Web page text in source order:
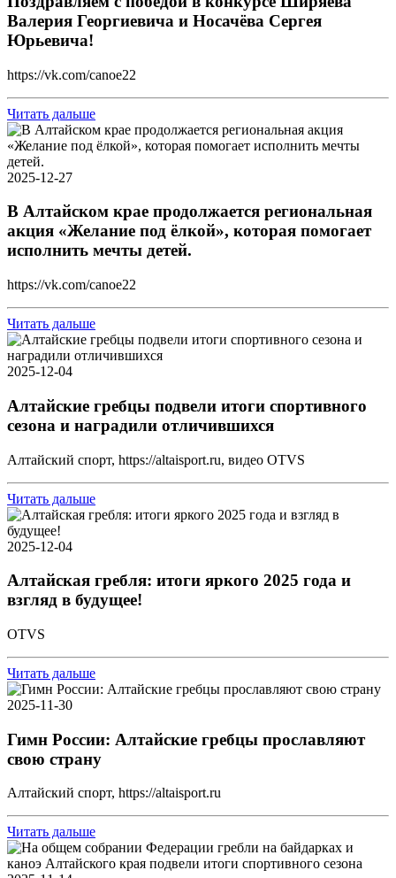
Валерия Георгиевича и Носачёва Сергея
Юрьевича!
https://vk.com/canoe22
Читать дальше
2025-12-27
В Алтайском крае продолжается региональная
акция «Желание под ёлкой», которая помогает
исполнить мечты детей.
https://vk.com/canoe22
Читать дальше
2025-12-04
Алтайские гребцы подвели итоги спортивного
сезона и наградили отличившихся
Алтайский спорт, https://altaisport.ru, видео OTVS
Читать дальше
2025-12-04
Алтайская гребля: итоги яркого 2025 года и
взгляд в будущее!
OTVS
Читать дальше
2025-11-30
Гимн России: Алтайские гребцы прославляют
свою страну
Алтайский спорт, https://altaisport.ru
Читать дальше